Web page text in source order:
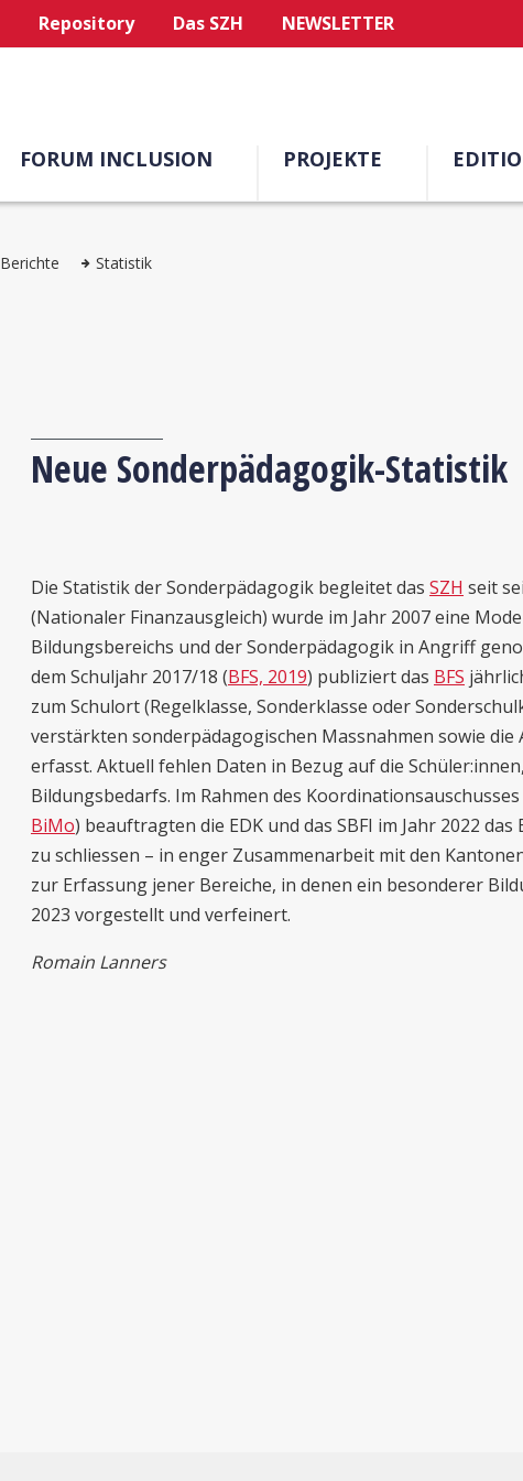
Repository Das SZH NEWSLETTER
FORUM INCLUSION PROJEKTE
Berichte Statistik
Neue Sonderpädagogik-Statistik
Die Statistik der Sonderpädagogik begleitet das SZH seit
(Nationaler Finanzausgleich) wurde im Jahr 2007 eine
Bildungsbereichs und der Sonderpädagogik in Angriff
dem Schuljahr 2017/18 (BFS, 2019) publiziert das BFS
zum Schulort (Regelklasse, Sonderklasse oder
verstärkten sonderpädagogischen Massnahmen sowie die
erfasst. Aktuell fehlen Daten in Bezug auf die
Bildungsbedarfs. Im Rahmen des
BiMo) beauftragten die EDK und das SBFI im Jahr 2022 das
zu schliessen – in enger Zusammenarbeit mit den
zur Erfassung jener Bereiche, in denen ein besonderer
2023 vorgestellt und verfeinert.
Romain Lanners